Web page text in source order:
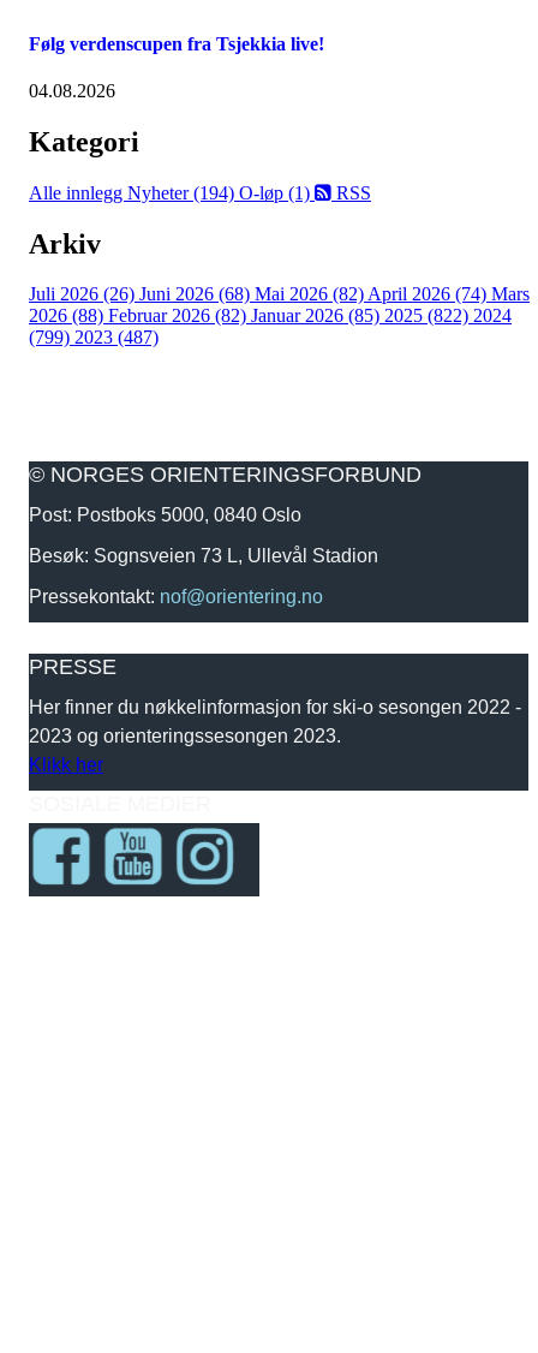
Følg verdenscupen fra Tsjekkia live!
04.08.2026
Kategori
Alle innlegg Nyheter (194) O-løp (1) RSS
Arkiv
Juli 2026 (26) Juni 2026 (68) Mai 2026 (82)April 2026 (74) Mars
2026 (88) Februar 2026 (82) Januar 2026 (85) 2025 (822) 2024
(799) 2023 (487)
© NORGES ORIENTERINGSFORBUND
Post: Postboks 5000, 0840 Oslo
Besøk: Sognsveien 73 L, Ullevål Stadion
Pressekontakt: nof@orientering.no
PRESSE
Her finner du nøkkelinformasjon for ski-o sesongen 2022 -
2023 og orienteringssesongen 2023.
Klikk her